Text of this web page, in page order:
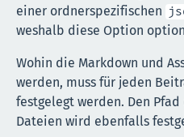
einer ordnerspezifischen
weshalb diese Option
Wohin die Markdown und
werden, muss für jeden
festgelegt werden. Den
Dateien wird ebenfalls